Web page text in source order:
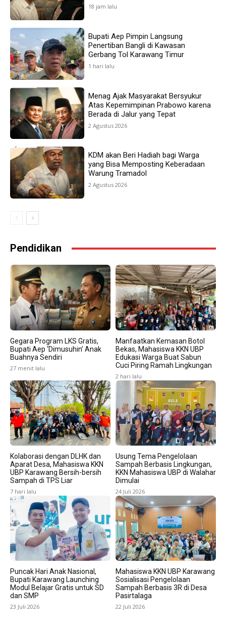
18 jam lalu
Bupati Aep Pimpin Langsung
Penertiban Bangli di Kawasan
Gerbang Tol Karawang Timur
1 hari lalu
Menag Ajak Masyarakat Bersyukur
Atas Kepemimpinan Prabowo karena
Berada di Jalur yang Tepat
2 Agustus 2026
KDM akan Beri Hadiah bagi Warga
yang Bisa Memposting Keberadaan
Warung Tramadol
2 Agustus 2026
Pendidikan
Gegara Program LKS Gratis,
Bupati Aep ‘Dimusuhin’ Anak
Buahnya Sendiri
27 menit lalu
Manfaatkan Kemasan Botol
Bekas, Mahasiswa KKN UBP
Edukasi Warga Buat Sabun
Cuci Piring Ramah Lingkungan
2 hari lalu
Kolaborasi dengan DLHK dan
Aparat Desa, Mahasiswa KKN
UBP Karawang Bersih-bersih
Sampah di TPS Liar
7 hari lalu
Usung Tema Pengelolaan
Sampah Berbasis Lingkungan,
KKN Mahasiswa UBP di Walahar
Dimulai
24 Juli 2026
Puncak Hari Anak Nasional,
Bupati Karawang Launching
Modul Belajar Gratis untuk SD
dan SMP
23 Juli 2026
Mahasiswa KKN UBP Karawang
Sosialisasi Pengelolaan
Sampah Berbasis 3R di Desa
Pasirtalaga
22 Juli 2026